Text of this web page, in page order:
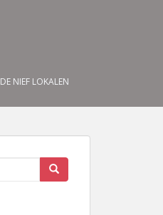
DE NIEF LOKALEN